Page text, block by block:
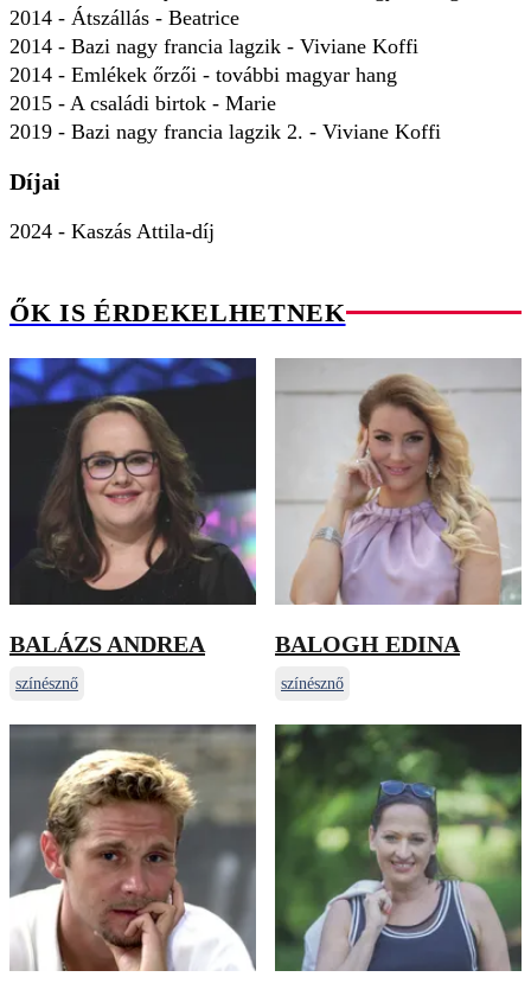
2014 - Átszállás - Beatrice
2014 - Bazi nagy francia lagzik - Viviane Koffi
2014 - Emlékek őrzői - további magyar hang
2015 - A családi birtok - Marie
2019 - Bazi nagy francia lagzik 2. - Viviane Koffi
Díjai
2024 - Kaszás Attila-díj
ŐK IS ÉRDEKELHETNEK
BALÁZS ANDREA
színésznő
BALOGH EDINA
színésznő